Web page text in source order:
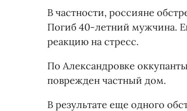
В частности, россияне
Погиб 40-летний мужчина.
реакцию на стресс.
По Александровке
поврежден частный дом.
В результате еще одного